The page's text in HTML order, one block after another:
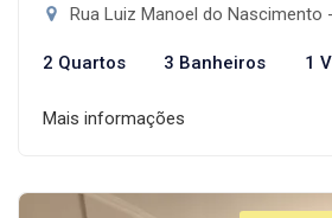
Rua Luiz Manoel do Nascimento -
2 Quartos 3 Banheiros 1
Mais informações